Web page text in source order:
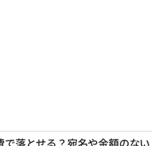
で落とせる？宛名や金額のない